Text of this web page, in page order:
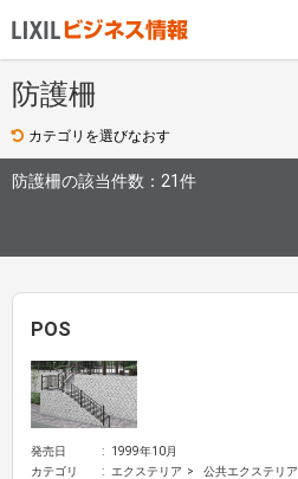
防護柵
カテゴリを選びなおす
防護柵の該当件数： 21件
POS
発売日
1999年10月
カテゴリ
エクステリア 公共エクステリア